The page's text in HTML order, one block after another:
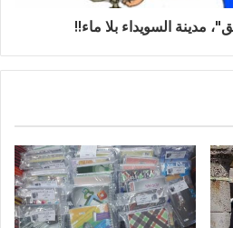
مدينة السويداء بلا ماء!!